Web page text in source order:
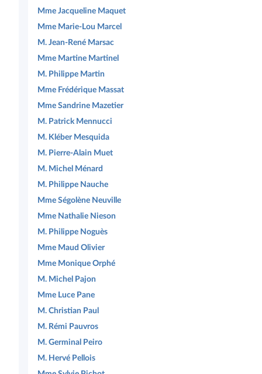
Mme Jacqueline Maquet
Mme Marie-Lou Marcel
M. Jean-René Marsac
Mme Martine Martinel
M. Philippe Martin
Mme Frédérique Massat
Mme Sandrine Mazetier
M. Patrick Mennucci
M. Kléber Mesquida
M. Pierre-Alain Muet
M. Michel Ménard
M. Philippe Nauche
Mme Ségolène Neuville
Mme Nathalie Nieson
M. Philippe Noguès
Mme Maud Olivier
Mme Monique Orphé
M. Michel Pajon
Mme Luce Pane
M. Christian Paul
M. Rémi Pauvros
M. Germinal Peiro
M. Hervé Pellois